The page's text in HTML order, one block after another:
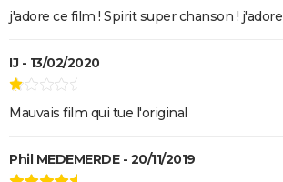
j'adore ce film ! Spirit super chanson ! j'adore
IJ - 13/02/2020
Mauvais film qui tue l'original
Phil MEDEMERDE - 20/11/2019